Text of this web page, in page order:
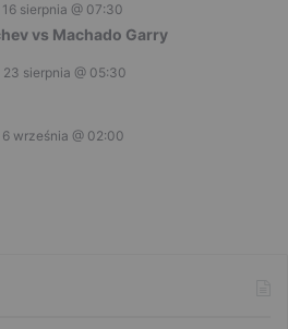
16 sierpnia @ 07:30
vs Machado Garry
23 sierpnia @ 05:30
6 września @ 02:00